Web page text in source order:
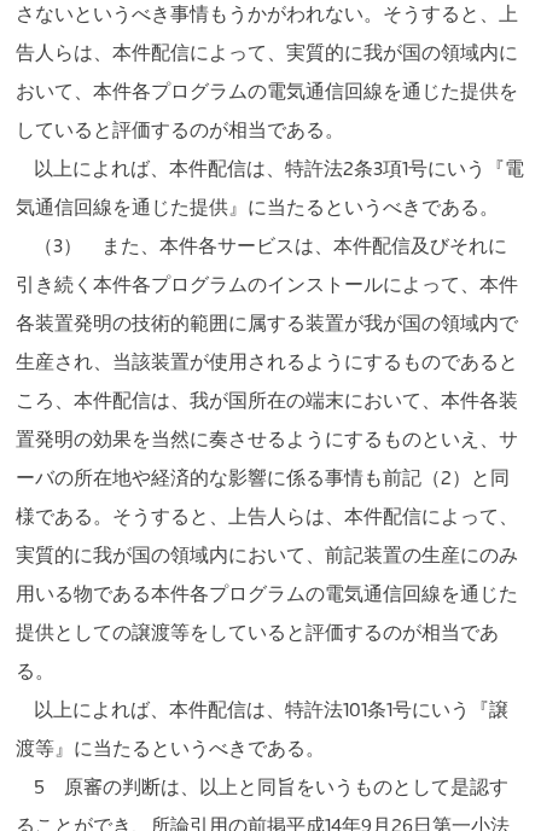
さないというべき事情もうかがわれない。そうすると、上
告人らは、本件配信によって、実質的に我が国の領域内に
おいて、本件各プログラムの電気通信回線を通じた提供を
していると評価するのが相当である。
以上によれば、本件配信は、特許法2条3項1号にいう『電
気通信回線を通じた提供』に当たるというべきである。
（3） また、本件各サービスは、本件配信及びそれに
引き続く本件各プログラムのインストールによって、本件
各装置発明の技術的範囲に属する装置が我が国の領域内で
生産され、当該装置が使用されるようにするものであると
ころ、本件配信は、我が国所在の端末において、本件各装
置発明の効果を当然に奏させるようにするものといえ、サ
ーバの所在地や経済的な影響に係る事情も前記（2）と同
様である。そうすると、上告人らは、本件配信によって、
実質的に我が国の領域内において、前記装置の生産にのみ
用いる物である本件各プログラムの電気通信回線を通じた
提供としての譲渡等をしていると評価するのが相当であ
る。
以上によれば、本件配信は、特許法101条1号にいう『譲
渡等』に当たるというべきである。
5 原審の判断は、以上と同旨をいうものとして是認す
ることができ、所論引用の前掲平成14年9月26日第一小法